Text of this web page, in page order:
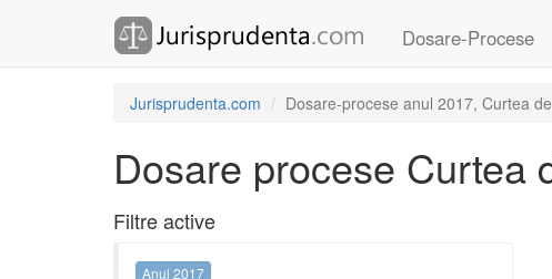
Dosare-Procese
Jurisprudenta.com Dosare-procese anul 2017, Curtea
Dosare procese Curtea
Filtre active
Anul 2017